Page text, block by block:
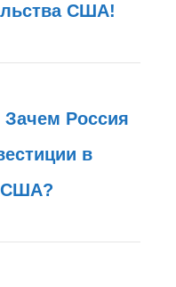
США!
Россия
в
США?